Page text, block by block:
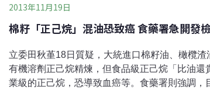
2013年11月19日
棉籽「正己烷」混油恐致癌 食藥署急開發
立委田秋堇18日質疑，大統進口棉籽油、橄欖渣
有機溶劑正己烷精煉，但食品級正己烷「比油還
業級的正己烷，恐導致血癌等。食藥署則強調，